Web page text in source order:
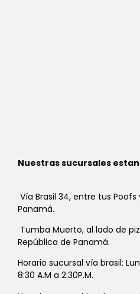
Nuestras sucursales
Vía Brasil 34, entre tus
Panamá.
Tumba Muerto, al lado de
República de Panamá.
Horario sucursal vía brasil:
8:30 A.M a 2:30P.M.